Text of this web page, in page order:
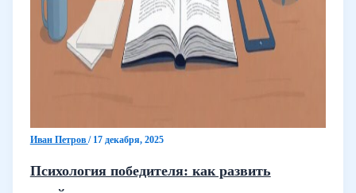
Иван Петров / 17 декабря, 2025
Психология победителя: как развить